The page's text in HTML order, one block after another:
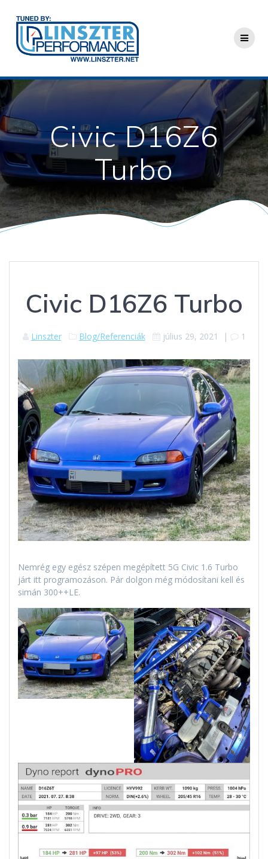
content
Civic D16Z6
Turbo
Civic D16Z6 Turbo
Linszter Blog/Referenciák július 29, 2021 | 1
Nemrég egy egész szépen megépített 5G Civic 1.6 Turbo
járt itt programozáson. Pár dolgon még módosítani kell és
simán 300++LE.